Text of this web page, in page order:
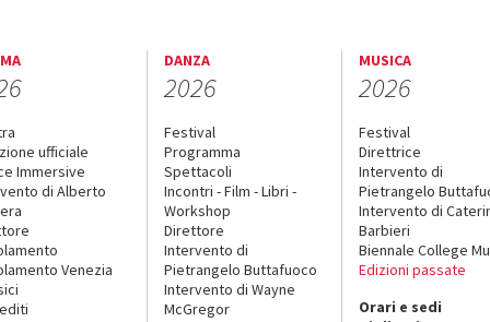
ufficiale
Immersive
di Alberto
Venezia
DANZA
2026
Festival
Programma
Spettacoli
Incontri - Film - Libri -
Workshop
Direttore
Intervento di
Pietrangelo Buttafuoco
Intervento di Wayne
McGregor
MUSICA
2026
Festival
Direttrice
Intervento di
Pietrangelo
Intervento di
Barbieri
Biennale College
Edizioni passate
Orari e sedi